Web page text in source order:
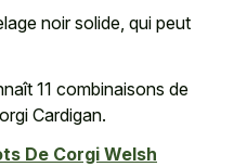
noir solide, qui peut
11 combinaisons de
Cardigan.
De Corgi Welsh